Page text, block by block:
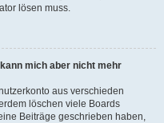
lösen muss.
mich aber nicht mehr
aus verschieden
löschen viele Boards
Beiträge geschrieben haben,